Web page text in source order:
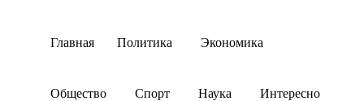
Главная Политика Экономика
Общество Спорт Наука Интересно